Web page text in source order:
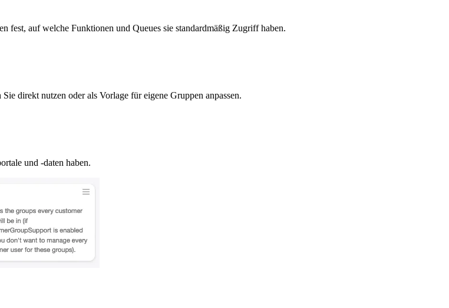
fest, auf welche Funktionen und Queues sie standardmäßig Zugriff haben.
direkt nutzen oder als Vorlage für eigene Gruppen anpassen.
und -daten haben.